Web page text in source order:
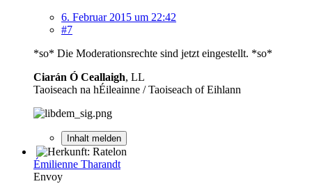
6. Februar 2015 um 22:42
#7
*so* Die Moderationsrechte sind jetzt eingestellt. *so*
Ciarán Ó Ceallaigh, LL
Taoiseach na hÉileainne / Taoiseach of Eihlann
Inhalt melden
Émilienne Tharandt
Envoy